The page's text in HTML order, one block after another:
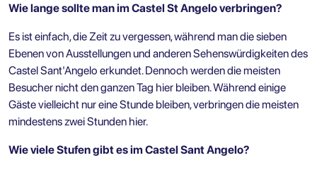
Wie lange sollte man im Castel St Angelo verbringen?
Es ist einfach, die Zeit zu vergessen, während man die sieben
Ebenen von Ausstellungen und anderen Sehenswürdigkeiten des
Castel Sant'Angelo erkundet. Dennoch werden die meisten
Besucher nicht den ganzen Tag hier bleiben. Während einige
Gäste vielleicht nur eine Stunde bleiben, verbringen die meisten
mindestens zwei Stunden hier.
Wie viele Stufen gibt es im Castel Sant Angelo?